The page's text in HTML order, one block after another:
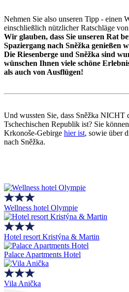
Nehmen Sie also unseren Tipp - einen
einschließlich nützlicher Ratschläge
Wir glauben, dass Sie unseren Rat
Spaziergang nach Sněžka genießen
Die Riesenberge und Sněžka sind
wünschen Ihnen viele schöne
als auch von Ausflügen!
Und wussten Sie, dass Sněžka NICHT
Tschechischen Republik ist? Sie
Krkonoše-Gebirge hier ist, sowie über
nach Sněžka.
Wellness hotel Olympie
Hotel resort Kristýna & Martin
Palace Apartments Hotel
Vila Anička